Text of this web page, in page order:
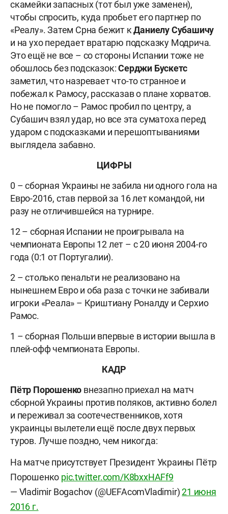
скамейки запасных (тот был уже заменен),
чтобы спросить, куда пробьет его партнер по
«Реалу». Затем Срна бежит кДаниелу Субашичу
и на ухо передает вратарю подсказку Модрича.
Это ещё не все – со стороны Испании тоже не
обошлось без подсказок:Серджи Бускетс
заметил, что назревает что-то странное и
побежал к Рамосу, рассказав о плане хорватов.
Но не помогло – Рамос пробил по центру, а
Субашич взял удар, но все эта суматоха перед
ударом с подсказками и перешоптываниями
выглядела забавно.
ЦИФРЫ
0 – сборная Украины не забила ни одного гола на
Евро-2016, став первой за 16 лет командой, ни
разу не отличившейся на турнире.
12 – сборная Испании не проигрывала на
чемпионата Европы 12 лет – с 20 июня 2004-го
года (0:1 от Португалии).
2 – столько пенальти не реализовано на
нынешнем Евро и оба раза с точки не забивали
игроки «Реала» – Криштиану Роналду и Серхио
Рамос.
1 – сборная Польши впервые в истории вышла в
плей-офф чемпионата Европы.
КАДР
Пётр Порошенко внезапно приехал на матч
сборной Украины против поляков, активно болел
и переживал за соотечественников, хотя
украинцы вылетели ещё после двух первых
туров. Лучше поздно, чем никогда:
На матче присутствует Президент Украины Пётр
Порошенко pic.twitter.com/K8bxxHAFf9
— Vladimir Bogachov (@UEFAcomVladimir)21 июня
2016 г.